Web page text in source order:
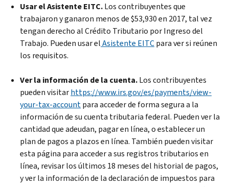
Usar el Asistente EITC.Los contribuyentes que
trabajaron y ganaron menos de $53,930 en 2017, tal vez
tengan derecho al Crédito Tributario por Ingreso del
Trabajo. Pueden usar elAsistente EITCpara ver si reúnen
los requisitos.
Ver la información de la cuenta.Los contribuyentes
pueden visitarhttps://www.irs.gov/es/payments/view-
your-tax-accountpara acceder de forma segura a la
información de su cuenta tributaria federal. Pueden ver la
cantidad que adeudan, pagar en línea, o establecer un
plan de pagos a plazos en línea. También pueden visitar
esta página para acceder a sus registros tributarios en
línea, revisar los últimos 18 meses del historial de pagos,
y ver la información de la declaración de impuestos para